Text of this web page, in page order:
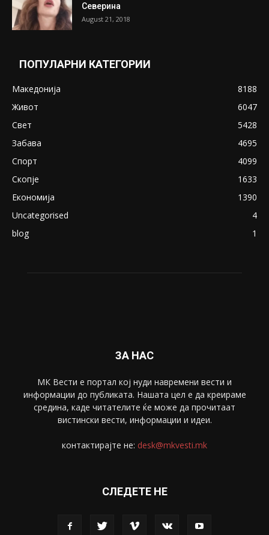
Северина
August 21, 2018
ПОПУЛАРНИ КАТЕГОРИИ
Македонија
8188
Живот
6047
Свет
5428
Забава
4695
Спорт
4099
Скопје
1633
Економија
1390
Uncategorised
4
blog
1
ЗА НАС
МК Вести е портал коj нуди навремени вести и
информации до публиката. Нашата цел е да креираме
средина, каде читателите ќе може да прочитаат
вистински вести, информации и идеи.
контактирајте не: desk@mkvesti.mk
СЛЕДЕТЕ НЕ